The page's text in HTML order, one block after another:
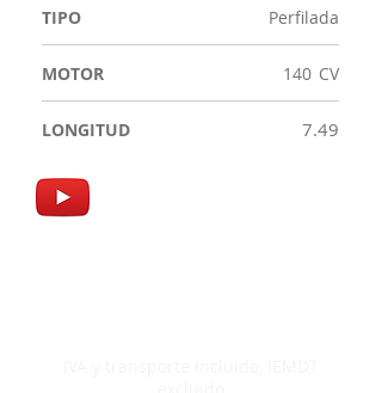
TIPO Perfilada
MOTOR 140 CV
LONGITUD 7.49